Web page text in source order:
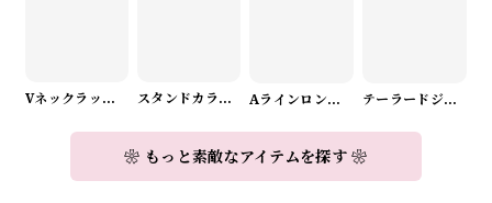
Vネックラップデザインニット（3color） A1008 スタンドカラーロングスリーブリボンブラウス（3color） A1126 Aラインロングワンピース（2color） A0908 テーラードジャケット＆ワイドパンツスーツwithスカーフ A0987
❀ もっと素敵なアイテムを探す ❀